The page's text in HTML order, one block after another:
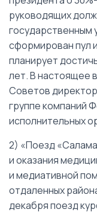
руководящих
государственным
сформирован пул
планирует
лет. В настоящее
Советов
группе компаний
исполнительных
2) «Поезд
и оказания
и медиативной
отдаленных
декабря поезд